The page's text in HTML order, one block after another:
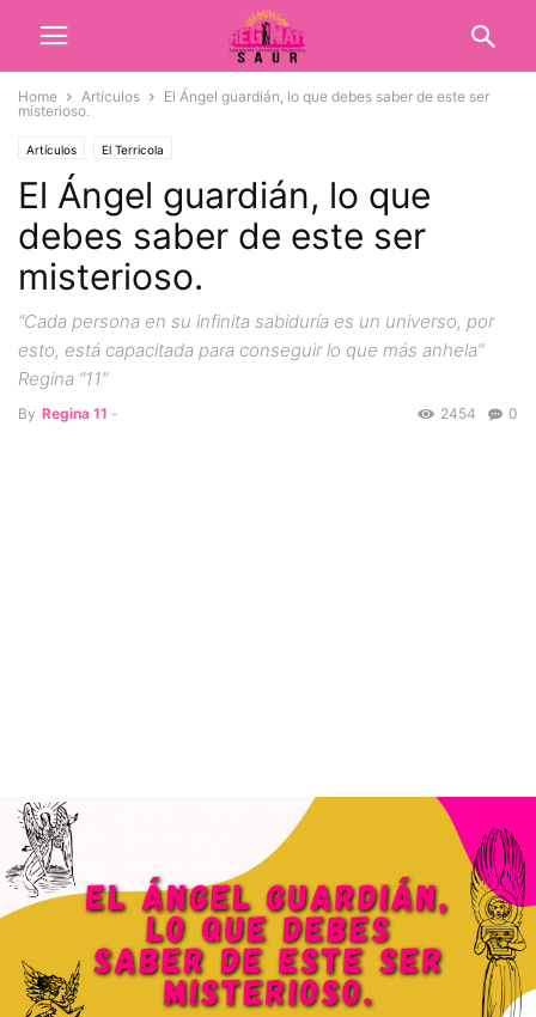
Home Artículos
El Ángel guardián, lo que debes saber de este ser
misterioso.
Artículos El Terricola
El Ángel guardián, lo que
debes saber de este ser
misterioso.
“Cada persona en su infinita sabiduría es un universo, por
esto, está capacitada para conseguir lo que más anhela”
Regina “11”
By Regina 11 - 0
2454